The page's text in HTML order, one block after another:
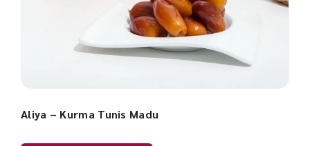
Aliya – Kurma Tunis Madu